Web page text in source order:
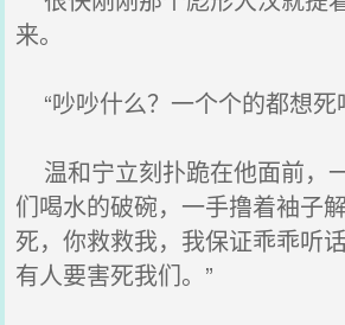
来。
“吵吵什么？一个个的都想死
温和宁立刻扑跪在他面前，
们喝水的破碗，一手撸着袖子
死，你救救我，我保证乖乖听
有人要害死我们。”